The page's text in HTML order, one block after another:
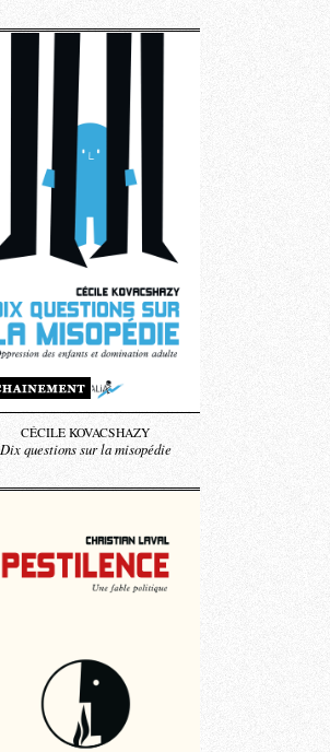
CÉCILE KOVACSHAZY
Dix questions sur la misopédie